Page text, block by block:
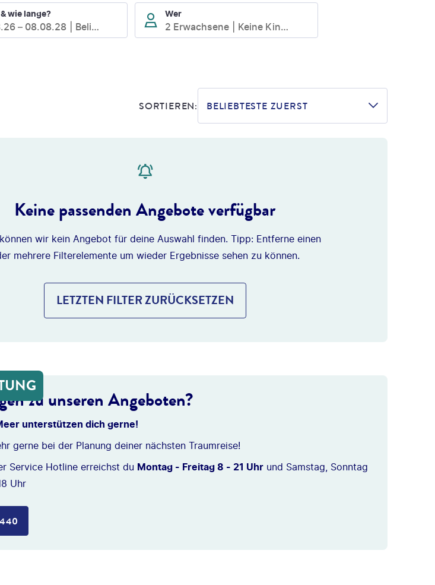
wie lange?
– 08.08.28 Beliebig
Wer
2 Erwachsene Keine Kinder
SORTIEREN: BELIEBTESTE ZUERST
Keine passenden Angebote verfügbar
wir kein Angebot für deine Auswahl finden. Tipp: Entferne einen
mehrere Filterelemente um wieder Ergebnisse sehen zu können.
LETZTEN FILTER ZURÜCKSETZEN
zu unseren Angeboten?
unterstützen dich gerne!
gerne bei der Planung deiner nächsten Traumreise!
Service Hotline erreichst du Montag - Freitag 8 - 21 Uhr und Samstag, Sonntag
Uhr